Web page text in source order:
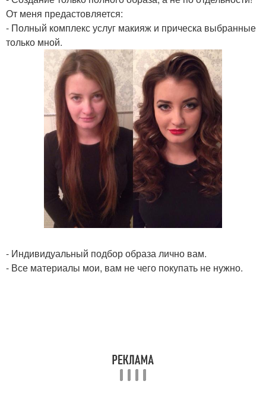
От меня предастовляется:
- Полный комплекс услуг макияж и прическа выбранные
только мной.
- Индивидуальный подбор образа лично вам.
- Все материалы мои, вам не чего покупать не нужно.